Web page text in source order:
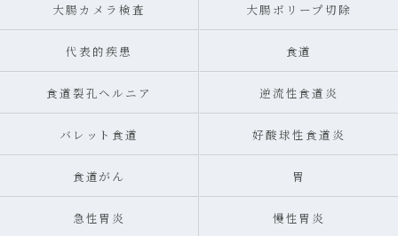
大腸カメラ検査 大腸ポリープ切除
代表的疾患 食道
食道裂孔ヘルニア 逆流性食道炎
バレット食道 好酸球性食道炎
食道がん 胃
急性胃炎 慢性胃炎